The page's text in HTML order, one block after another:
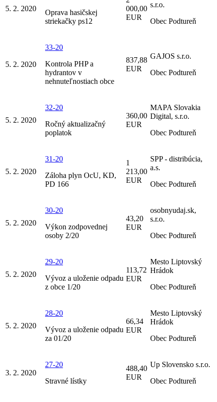
5. 2. 2020
Oprava hasičskej
striekačky ps12
000,00
EUR
s.r.o.
Obec Podtureň
5. 2. 2020
33-20
Kontrola PHP a
hydrantov v
nehnuteľnostiach obce
837,88
EUR
GAJOS s.r.o.
Obec Podtureň
5. 2. 2020
32-20
Ročný aktualizačný
poplatok
360,00
EUR
MAPA Slovakia
Digital, s.r.o.
Obec Podtureň
5. 2. 2020
31-20
Záloha plyn OcU, KD,
PD 166
1
213,00
EUR
SPP - distribúcia,
a.s.
Obec Podtureň
5. 2. 2020
30-20
Výkon zodpovednej
osoby 2/20
43,20
EUR
osobnyudaj.sk,
s.r.o.
Obec Podtureň
5. 2. 2020
29-20
Vývoz a uloženie odpadu
z obce 1/20
113,72
EUR
Mesto Liptovský
Hrádok
Obec Podtureň
5. 2. 2020
28-20
Vývoz a uloženie odpadu
za 01/20
66,34
EUR
Mesto Liptovský
Hrádok
Obec Podtureň
3. 2. 2020
27-20
Stravné lístky
488,40
EUR
Up Slovensko s.r.o.
Obec Podtureň